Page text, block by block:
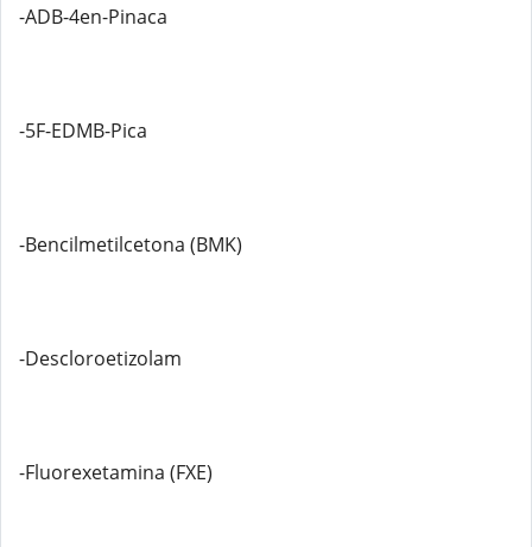
-ADB-4en-Pinaca
-5F-EDMB-Pica
-Bencilmetilcetona (BMK)
-Descloroetizolam
-Fluorexetamina (FXE)